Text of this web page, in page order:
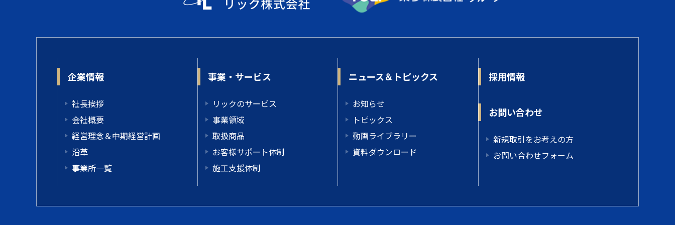
企業情報
社長挨拶
会社概要
経営理念＆中期経営計画
沿革
事業所一覧
事業・サービス
リックのサービス
事業領域
取扱商品
お客様サポート体制
施工支援体制
ニュース＆トピックス
お知らせ
トピックス
動画ライブラリー
資料ダウンロード
採用情報
お問い合わせ
新規取引をお考えの方
お問い合わせフォーム